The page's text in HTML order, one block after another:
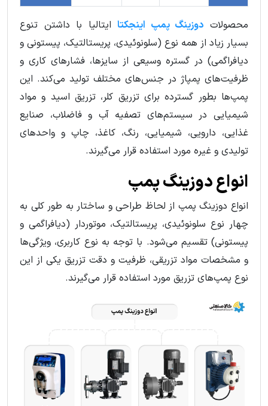
محصولات دوزینگ پمپ اینجکتاایتالیا با داشتن تنوع
بسیار زیاد از همه نوع (سلونوئیدی، پریستالتیک، پیستونی و
دیافراگمی) در گستره وسیعی از سایزها، فشارهای کاری و
ظرفیت‌های پمپاژ در جنس‌های مختلف تولید می‌کند. این
پمپ‌ها بطور گسترده برای تزریق کلر، تزریق اسید و مواد
شیمیایی در سیستم‌های تصفیه آب و فاضلاب، صنایع
غذایی، دارویی، شیمیایی، رنگ، کاغذ، چاپ و واحدهای
تولیدی و غیره مورد استفاده قرار می‌گیرند.
انواع دوزینگ پمپ
انواع دوزینگ پمپ از لحاظ طراحی و ساختار به طور کلی به
چهار نوع سلونوئیدی، پریستالتیک، موتوردار (دیافراگمی و
پیستونی) تقسیم می‌شود. با توجه به نوع کاربری، ویژگی‌ها
و مشخصات مواد تزریقی، ظرفیت و دقت تزریق یکی از این
نوع پمپ‌های تزریق مورد استفاده قرار می‌گیرند.